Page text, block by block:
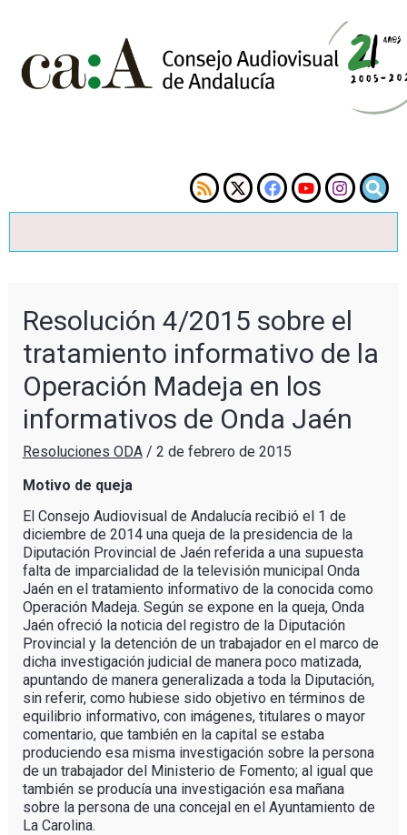
Resolución 4/2015 sobre el
tratamiento informativo de la
Operación Madeja en los
informativos de Onda Jaén
Resoluciones ODA/ 2 de febrero de 2015
Motivo de queja
El Consejo Audiovisual de Andalucía recibió el 1 de
diciembre de 2014 una queja de la presidencia de la
Diputación Provincial de Jaén referida a una supuesta
falta de imparcialidad de la televisión municipal Onda
Jaén en el tratamiento informativo de la conocida como
Operación Madeja. Según se expone en la queja, Onda
Jaén ofreció la noticia del registro de la Diputación
Provincial y la detención de un trabajador en el marco de
dicha investigación judicial de manera poco matizada,
apuntando de manera generalizada a toda la Diputación,
sin referir, como hubiese sido objetivo en términos de
equilibrio informativo, con imágenes, titulares o mayor
comentario, que también en la capital se estaba
produciendo esa misma investigación sobre la persona
de un trabajador del Ministerio de Fomento; al igual que
también se producía una investigación esa mañana
sobre la persona de una concejal en el Ayuntamiento de
La Carolina.